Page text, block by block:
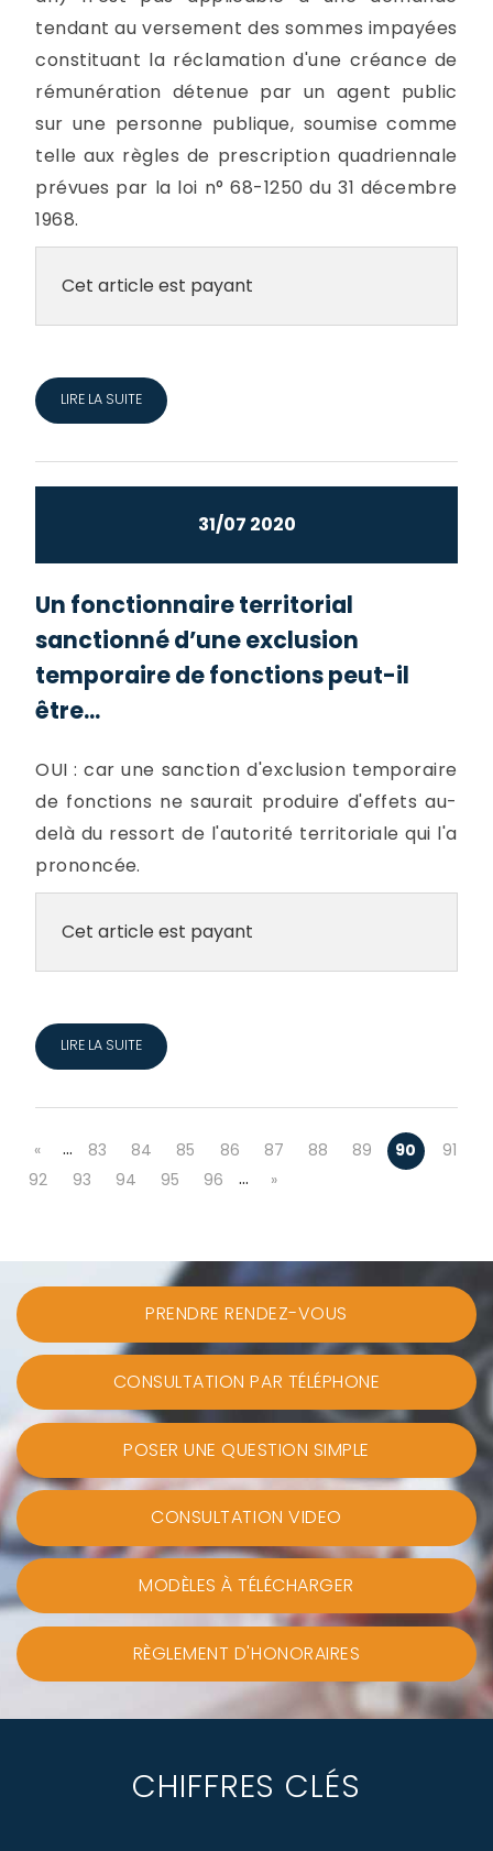
tendant au versement des sommes impayées
constituant la réclamation d'une créance de
rémunération détenue par un agent public
sur une personne publique, soumise comme
telle aux règles de prescription quadriennale
prévues par la loi n° 68-1250 du 31 décembre
1968.
Cet article est payant
LIRE LA SUITE
31/07 2020
Un fonctionnaire territorial
sanctionné d’une exclusion
temporaire de fonctions peut-il
être...
OUI : car une sanction d'exclusion temporaire
de fonctions ne saurait produire d'effets au-
delà du ressort de l'autorité territoriale qui l'a
prononcée.
Cet article est payant
LIRE LA SUITE
« … 83 84 85 86 87 88 89 90
91
92
93 94 95 96 … »
PRENDRE RENDEZ-VOUS
CONSULTATION PAR TÉLÉPHONE
POSER UNE QUESTION SIMPLE
CONSULTATION VIDEO
MODÈLES À TÉLÉCHARGER
RÈGLEMENT D'HONORAIRES
CHIFFRES CLÉS